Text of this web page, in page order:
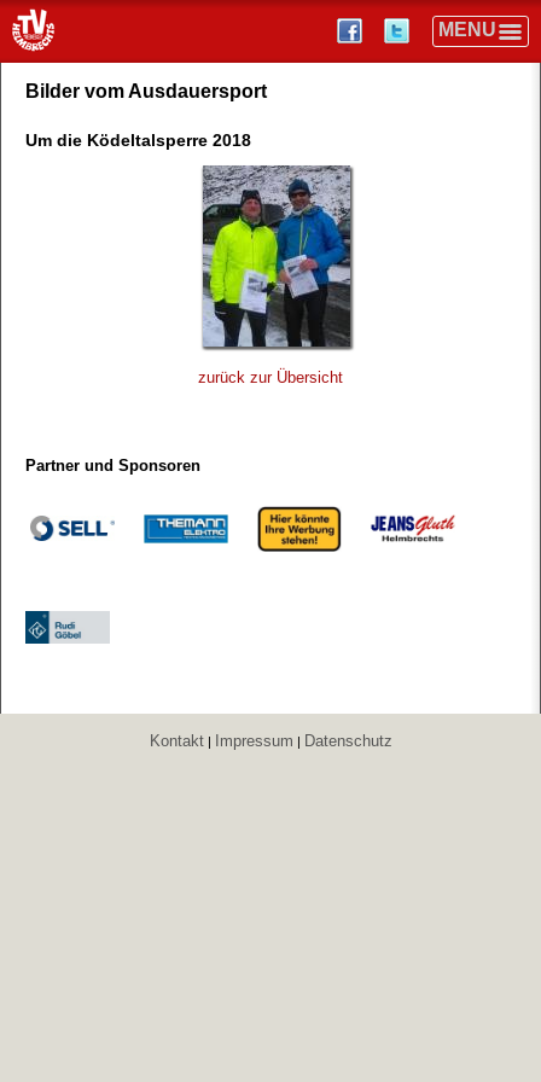
Bilder vom Ausdauersport
Um die Ködeltalsperre 2018
zurück zur Übersicht
Partner und Sponsoren
Kontakt| Impressum | Datenschutz